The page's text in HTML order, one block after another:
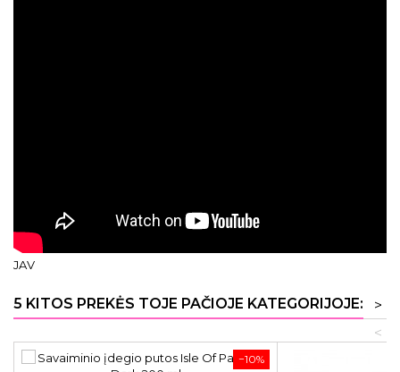
JAV
5 KITOS PREKĖS TOJE PAČIOJE KATEGORIJOJE:
>
<
−10%